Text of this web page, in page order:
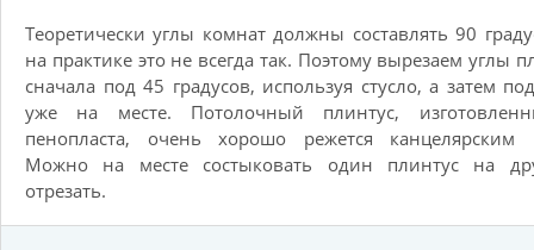
Теоретически углы комнат должны составлять 90
на практике это не всегда так. Поэтому вырезаем углы
сначала под 45 градусов, используя стусло, а затем
уже на месте. Потолочный плинтус,
пенопласта, очень хорошо режется канцелярским
Можно на месте состыковать один плинтус на
отрезать.